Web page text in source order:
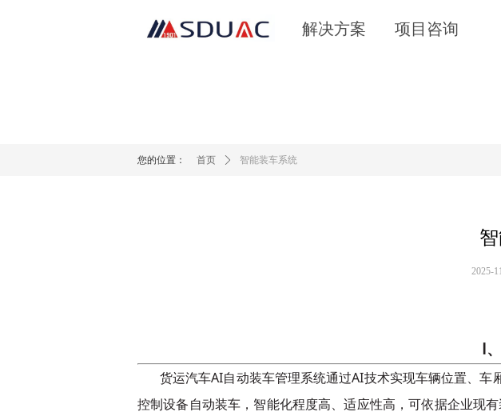
解决方案 项目咨询
Ⅰ
货运汽车AI自动装车管理系统通过AI技术实现车辆位置、
控制设备自动装车，智能化程度高、适应性高，可依据企业现
首页 ꄲ 智能装车系统
您的位置：
2025-